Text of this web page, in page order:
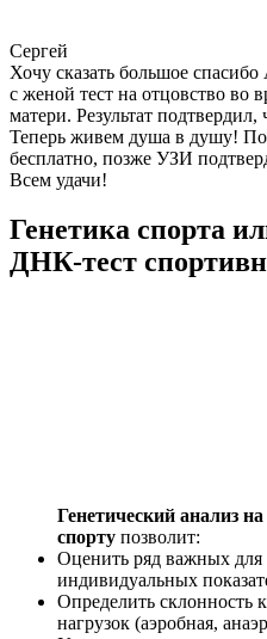
Сергей
Хочу сказать большое
с женой тест на отцовство во
матери. Результат
Теперь живем душа в душу!
бесплатно, позже УЗИ
Всем удачи!
Генетика спорта
ДНК-тест
Генетический анализ
спорту позволит:
Оценить ряд важных для
индивидуальных
Определить склонность
нагрузок (аэробная,